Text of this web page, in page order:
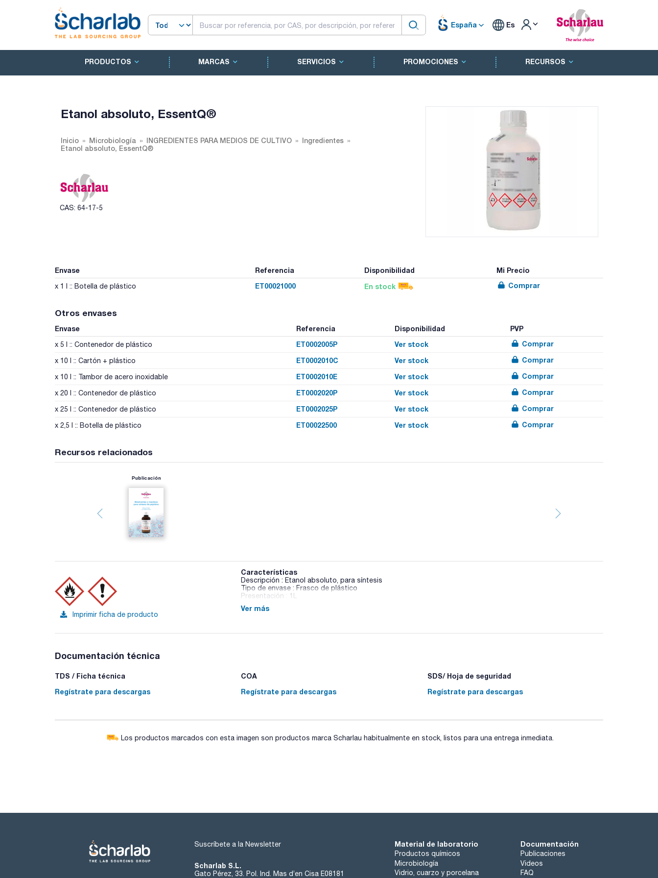
España Es
PRODUCTOS MARCAS SERVICIOS PROMOCIONES RECURSOS
Etanol absoluto, EssentQ®
Inicio Microbiología INGREDIENTES PARA MEDIOS DE CULTIVO
Ingredientes
Etanol absoluto, EssentQ®
CAS: 64-17-5
Envase Referencia Disponibilidad Mi Precio
x 1 l :: Botella de plástico ET00021000 En stock Comprar
Otros envases
Envase Referencia Disponibilidad PVP
x 5 l :: Contenedor de plástico ET0002005P Ver stock Comprar
x 10 l :: Cartón + plástico ET0002010C Ver stock Comprar
x 10 l :: Tambor de acero inoxidable ET0002010E Ver stock Comprar
x 20 l :: Contenedor de plástico ET0002020P Ver stock Comprar
x 25 l :: Contenedor de plástico ET0002025P Ver stock Comprar
x 2,5 l :: Botella de plástico ET00022500 Ver stock Comprar
Recursos relacionados
Publicación
Imprimir ficha de producto
Características
Descripción : Etanol absoluto, para síntesis
Tipo de envase : Frasco de plástico
Presentación : 1L
Una selección de ingredientes y productos químicos necesarios para la preparación de medios de cultivo.
Ver más
Documentación técnica
TDS / Ficha técnica
Regístrate para descargas
COA
Regístrate para descargas
SDS/ Hoja de seguridad
Regístrate para descargas
Los productos marcados con esta imagen son productos marca Scharlau habitualmente en stock, listos para una entrega inmediata.
Suscríbete a la Newsletter
Scharlab S.L.
Gato Pérez, 33. Pol. Ind. Mas d’en Cisa E08181
Material de laboratorio
Productos químicos
Microbiología
Vidrio, cuarzo y porcelana
Documentación
Publicaciones
Videos
FAQ